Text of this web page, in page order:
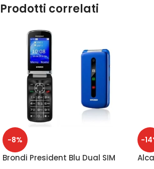
Prodotti correlati
-8%
Brondi President Blu Dual SIM
-